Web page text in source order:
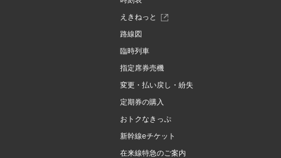
えきねっと
別
ウ
で
き
路線図
臨時列車
指定席券売機
変更・払い戻し・紛失
定期券の購入
おトクなきっぷ
新幹線eチケット
在来線特急のご案内